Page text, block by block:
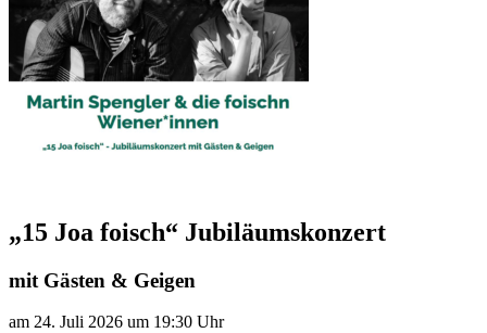
„15 Joa foisch“ Jubiläumskonzert
mit Gästen & Geigen
am 24. Juli 2026 um 19:30 Uhr